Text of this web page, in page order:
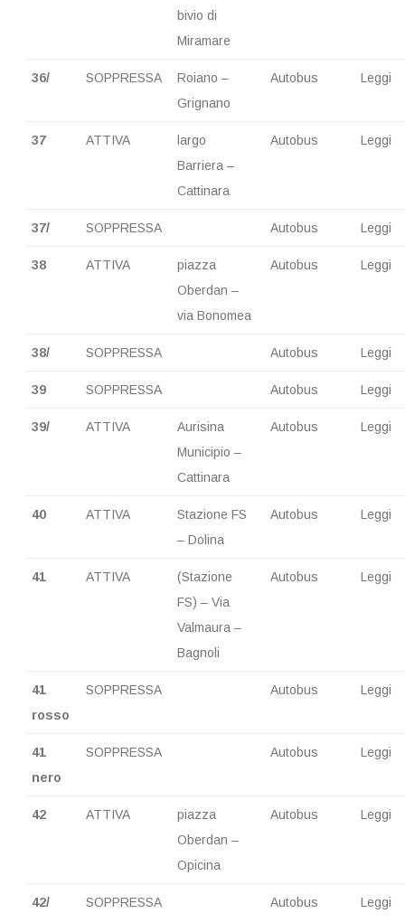
bivio di
Miramare
36/ SOPPRESSA
Roiano –
Grignano
Autobus Leggi
37 ATTIVA
largo
Barriera –
Cattinara
Autobus Leggi
37/ SOPPRESSA Autobus Leggi
38 ATTIVA
piazza
Oberdan –
via Bonomea
Autobus Leggi
38/ SOPPRESSA Autobus Leggi
39 SOPPRESSA Autobus Leggi
39/ ATTIVA
Aurisina
Municipio –
Cattinara
Autobus Leggi
40 ATTIVA
Stazione FS
– Dolina
Autobus Leggi
41 ATTIVA
(Stazione
FS) – Via
Valmaura –
Bagnoli
Autobus Leggi
41
rosso
SOPPRESSA Autobus Leggi
41
nero
SOPPRESSA Autobus Leggi
42 ATTIVA
piazza
Oberdan –
Opicina
Autobus Leggi
42/ SOPPRESSA Autobus Leggi